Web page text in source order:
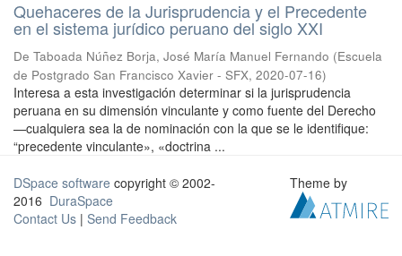
Quehaceres de la Jurisprudencia y el Precedente
en el sistema jurídico peruano del siglo XXI
De Taboada Núñez Borja, José María Manuel Fernando (Escuela
de Postgrado San Francisco Xavier - SFX, 2020-07-16)
Interesa a esta investigación determinar si la jurisprudencia
peruana en su dimensión vinculante y como fuente del Derecho
—cualquiera sea la de nominación con la que se le identifique:
“precedente vinculante», «doctrina ...
DSpace software copyright © 2002-
2016 DuraSpace
Contact Us | Send Feedback
Theme by